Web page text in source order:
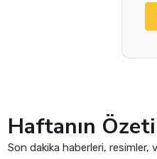
Haftanın Özeti
Son dakika haberleri,